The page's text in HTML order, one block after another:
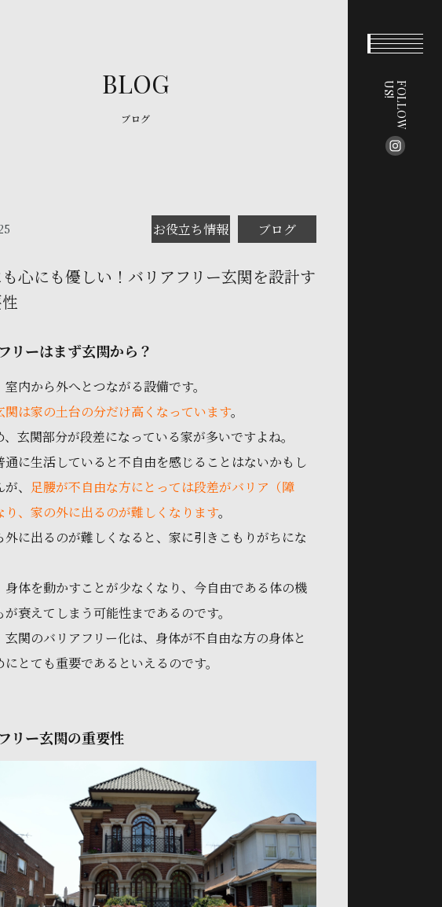
F
O
L
L
O
W
U
S
!
BLOG
ブログ
お役立ち情報 ブログ
心にも優しい！バリアフリー玄関を設計す
リーはまず玄関から？
内から外へとつながる設備です。
関は家の土台の分だけ高くなっています。
、玄関部分が段差になっている家が多いですよね。
通に生活していると不自由を感じることはないかもし
、 足腰が不自由な方にとっては段差がバリア（障
り、家の外に出るのが難しくなります。
外に出るのが難しくなると、家に引きこもりがちにな
身体を動かすことが少なくなり、今自由である体の機
衰えてしまう可能性まであるのです。
玄関のバリアフリー化は、身体が不自由な方の身体と
とても重要であるといえるのです。
リー玄関の重要性